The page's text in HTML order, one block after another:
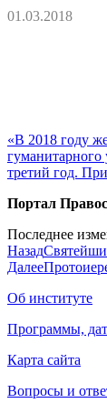
01.03.2018
«В 2018 году
гуманитарного
третий год.
Портал
Последнее
Назад
Далее
Об институте
Программы,
Карта сайта
Вопросы и